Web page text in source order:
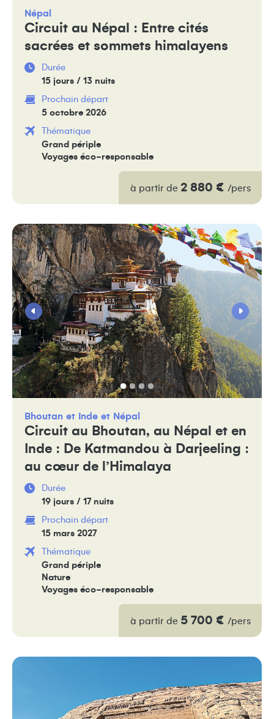
Népal
Circuit au Népal : Entre cités
sacrées et sommets himalayens
Durée
15 jours / 13 nuits
Prochain départ
5 octobre 2026
Thématique
Grand périple
Voyages éco-responsable
à partir de 2 880 € /pers
Bhoutan Inde Népal
Circuit au Bhoutan, au Népal et en
Inde : De Katmandou à Darjeeling :
au cœur de l’Himalaya
Durée
19 jours / 17 nuits
Prochain départ
15 mars 2027
Thématique
Grand périple
Nature
Voyages éco-responsable
à partir de 5 700 € /pers